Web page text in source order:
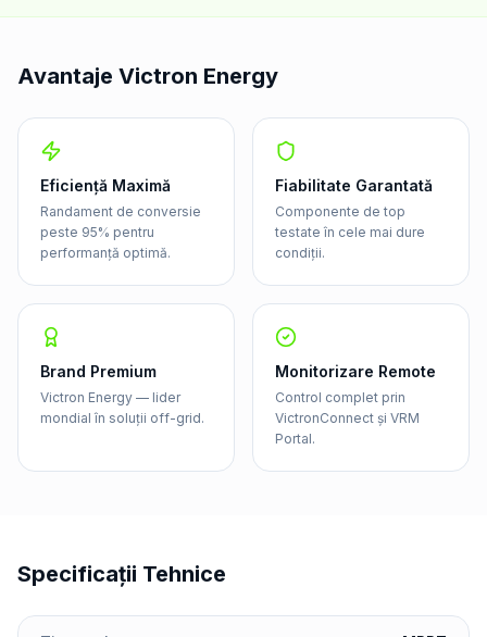
Avantaje Victron Energy
Eficiență Maximă
Randament de conversie
peste 95% pentru
performanță optimă.
Fiabilitate Garantată
Componente de top
testate în cele mai dure
condiții.
Brand Premium
Victron Energy — lider
mondial în soluții off-grid.
Monitorizare Remote
Control complet prin
VictronConnect și VRM
Portal.
Specificații Tehnice